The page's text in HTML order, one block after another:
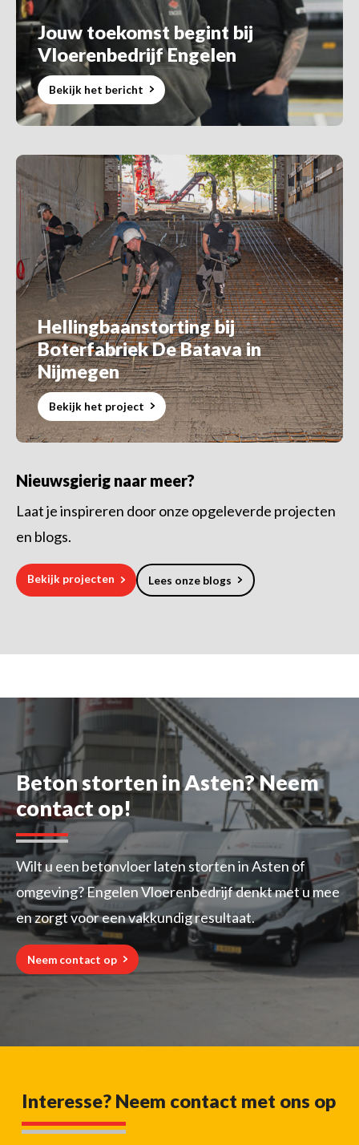
Jouw toekomst begint bij
Vloerenbedrijf Engelen
Bekijk het bericht
Hellingbaanstorting bij
Boterfabriek De Batava in
Nijmegen
Bekijk het project
Nieuwsgierig naar meer?
Laat je inspireren door onze opgeleverde projecten
en blogs.
Bekijk projecten Lees onze blogs
Beton storten in Asten? Neem
contact op!
Wilt u een betonvloer laten storten in Asten of
omgeving? Engelen Vloerenbedrijf denkt met u mee
en zorgt voor een vakkundig resultaat.
Neem contact op
Interesse? Neem contact met ons op